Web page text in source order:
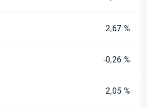
2,67 %
-0,26 %
2,05 %